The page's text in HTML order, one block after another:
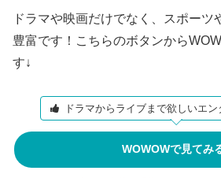
ドラマや映画だけでなく、スポーツ
豊富です！こちらのボタンから
す↓
ドラマからライブまで欲しいエ
WOWOWで見てみ